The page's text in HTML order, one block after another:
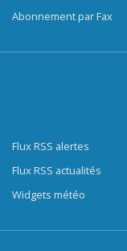
Abonnement par Fax
Flux RSS alertes
Flux RSS actualités
Widgets météo